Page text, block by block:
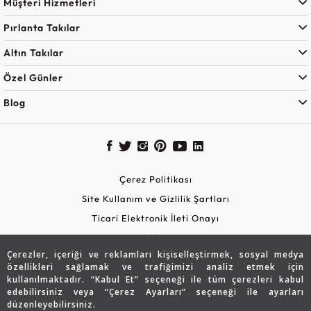
Çerezler, içeriği ve reklamları kişiselleştirmek, sosyal medya
özellikleri sağlamak ve trafiğimizi analiz etmek için
kullanılmaktadır. “Kabul Et” seçeneği ile tüm çerezleri kabul
edebilirsiniz veya “Çerez Ayarları” seçeneği ile ayarları
düzenleyebilirsiniz.
Pırlanta Takılar
Altın Takılar
Özel Günler
Blog
Çerez Politikası
Site Kullanım ve Gizlilik Şartları
Ticari Elektronik İleti Onayı
KVKK Aydınlatma Metni
Güvenli Alışveriş